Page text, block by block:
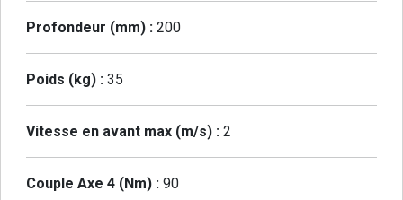
Profondeur (mm) : 200
Poids (kg) : 35
Vitesse en avant max (m/s) : 2
Couple Axe 4 (Nm) : 90